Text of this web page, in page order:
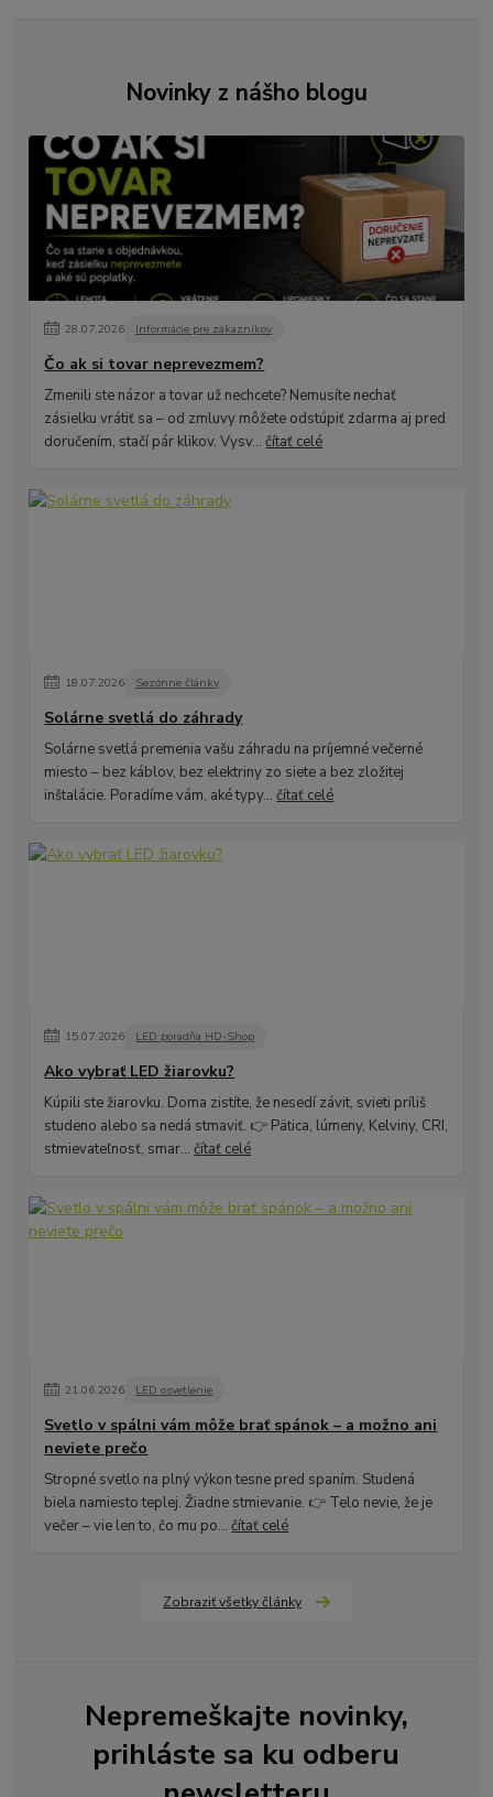
Novinky z nášho blogu
28.07.2026 Informácie pre zákazníkov
Čo ak si tovar neprevezmem?
Zmenili ste názor a tovar už nechcete? Nemusíte nechať
zásielku vrátiť sa – od zmluvy môžete odstúpiť zdarma aj pred
doručením, stačí pár klikov. Vysv...čítať celé
18.07.2026 Sezónne články
Solárne svetlá do záhrady
Solárne svetlá premenia vašu záhradu na príjemné večerné
miesto – bez káblov, bez elektriny zo siete a bez zložitej
inštalácie. Poradíme vám, aké typy...čítať celé
15.07.2026 LED poradňa HD-Shop
Ako vybrať LED žiarovku?
Kúpili ste žiarovku. Doma zistíte, že nesedí závit, svieti príliš
studeno alebo sa nedá stmaviť. 👉 Pätica, lúmeny, Kelviny, CRI,
stmievateľnosť, smar...čítať celé
21.06.2026 LED osvetlenie
Svetlo v spálni vám môže brať spánok – a možno ani
neviete prečo
Stropné svetlo na plný výkon tesne pred spaním. Studená
biela namiesto teplej. Žiadne stmievanie. 👉 Telo nevie, že je
večer – vie len to, čo mu po...čítať celé
Zobraziť všetky články
Nepremeškajte novinky,
prihláste sa ku odberu